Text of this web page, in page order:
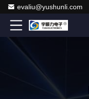
evaliu@yushunli.com